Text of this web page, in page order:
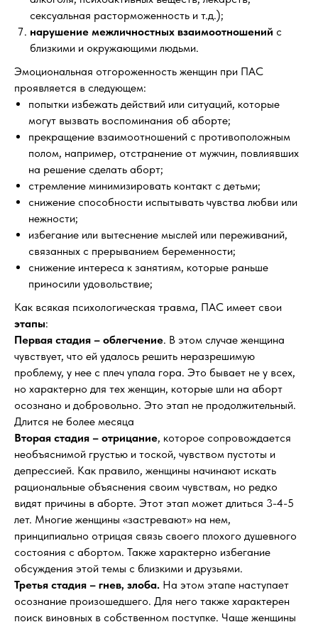
сексуальная расторможенность и т.д.);
нарушение межличностных взаимоотношений с
близкими и окружающими людьми.
Эмоциональная отгороженность женщин при ПАС
проявляется в следующем:
попытки избежать действий или ситуаций, которые
могут вызвать воспоминания об аборте;
прекращение взаимоотношений с противоположным
полом, например, отстранение от мужчин, повлиявших
на решение сделать аборт;
стремление минимизировать контакт с детьми;
снижение способности испытывать чувства любви или
нежности;
избегание или вытеснение мыслей или переживаний,
связанных с прерыванием беременности;
снижение интереса к занятиям, которые раньше
приносили удовольствие;
Как всякая психологическая травма, ПАС имеет свои
этапы:
Первая стадия – облегчение. В этом случае женщина
чувствует, что ей удалось решить неразрешимую
проблему, у нее с плеч упала гора. Это бывает не у всех,
но характерно для тех женщин, которые шли на аборт
осознано и добровольно. Это этап не продолжительный.
Длится не более месяца
Вторая стадия – отрицание, которое сопровождается
необъяснимой грустью и тоской, чувством пустоты и
депрессией. Как правило, женщины начинают искать
рациональные объяснения своим чувствам, но редко
видят причины в аборте. Этот этап может длиться 3-4-5
лет. Многие женщины «застревают» на нем,
принципиально отрицая связь своего плохого душевного
состояния с абортом. Также характерно избегание
обсуждения этой темы с близкими и друзьями.
Третья стадия – гнев, злоба. На этом этапе наступает
осознание произошедшего. Для него также характерен
поиск виновных в собственном поступке. Чаще женщины